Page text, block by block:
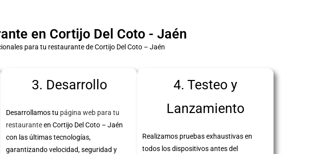
en Cortijo Del Coto - Jaén
para tu restaurante de Cortijo Del Coto – Jaén
3. Desarrollo
Desarrollamos tu página web para tu
restauranteen Cortijo Del Coto – Jaén
con las últimas tecnologías,
garantizando velocidad, seguridad y
4. Testeo y
Lanzamiento
Realizamos pruebas exhaustivas en
todos los dispositivos antes del